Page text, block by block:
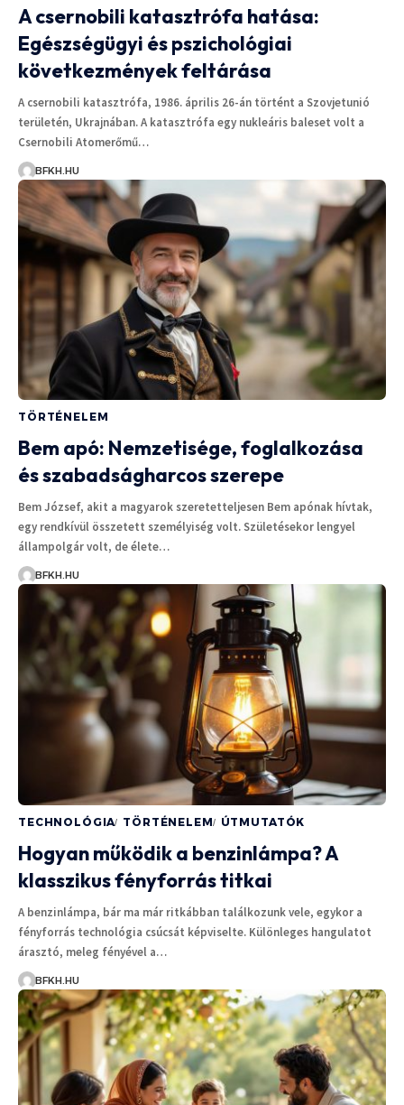
A csernobili katasztrófa hatása:
Egészségügyi és pszichológiai
következmények feltárása
A csernobili katasztrófa, 1986. április 26-án történt a Szovjetunió
területén, Ukrajnában. A katasztrófa egy nukleáris baleset volt a
Csernobili Atomerőmű…
BFKH.HU
TÖRTÉNELEM
Bem apó: Nemzetisége, foglalkozása
és szabadságharcos szerepe
Bem József, akit a magyarok szeretetteljesen Bem apónak hívtak,
egy rendkívül összetett személyiség volt. Születésekor lengyel
állampolgár volt, de élete…
BFKH.HU
TECHNOLÓGIA TÖRTÉNELEM ÚTMUTATÓK
Hogyan működik a benzinlámpa? A
klasszikus fényforrás titkai
A benzinlámpa, bár ma már ritkábban találkozunk vele, egykor a
fényforrás technológia csúcsát képviselte. Különleges hangulatot
árasztó, meleg fényével a…
BFKH.HU